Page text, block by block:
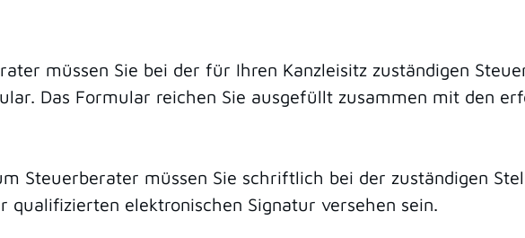
müssen Sie bei der für Ihren Kanzleisitz zuständigen
Das Formular reichen Sie ausgefüllt zusammen mit den
Steuerberater müssen Sie schriftlich bei der zuständigen
qualifizierten elektronischen Signatur versehen sein.